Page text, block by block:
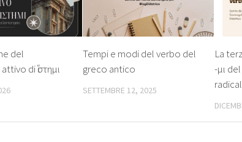
del
di ἵστημι
Tempi e modi del verbo del
greco antico
SETTEMBRE 12, 2025
La
-μι